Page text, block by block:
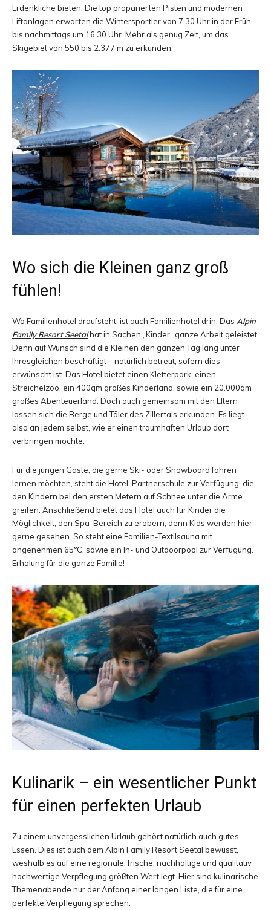
Erdenkliche bieten. Die top präparierten Pisten und modernen
Liftanlagen erwarten die Wintersportler von 7.30 Uhr in der Früh
bis nachmittags um 16.30 Uhr. Mehr als genug Zeit, um das
Skigebiet von 550 bis 2.377 m zu erkunden.
Wo sich die Kleinen ganz groß
fühlen!
Wo Familienhotel draufsteht, ist auch Familienhotel drin. Das Alpin
Family Resort Seetalhat in Sachen „Kinder“ ganze Arbeit geleistet.
Denn auf Wunsch sind die Kleinen den ganzen Tag lang unter
Ihresgleichen beschäftigt – natürlich betreut, sofern dies
erwünscht ist. Das Hotel bietet einen Kletterpark, einen
Streichelzoo, ein 400qm großes Kinderland, sowie ein 20.000qm
großes Abenteuerland. Doch auch gemeinsam mit den Eltern
lassen sich die Berge und Täler des Zillertals erkunden. Es liegt
also an jedem selbst, wie er einen traumhaften Urlaub dort
verbringen möchte.
Für die jungen Gäste, die gerne Ski- oder Snowboard fahren
lernen möchten, steht die Hotel-Partnerschule zur Verfügung, die
den Kindern bei den ersten Metern auf Schnee unter die Arme
greifen. Anschließend bietet das Hotel auch für Kinder die
Möglichkeit, den Spa-Bereich zu erobern, denn Kids werden hier
gerne gesehen. So steht eine Familien-Textilsauna mit
angenehmen 65°C, sowie ein In- und Outdoorpool zur Verfügung.
Erholung für die ganze Familie!
Kulinarik – ein wesentlicher Punkt
für einen perfekten Urlaub
Zu einem unvergesslichen Urlaub gehört natürlich auch gutes
Essen. Dies ist auch dem Alpin Family Resort Seetal bewusst,
weshalb es auf eine regionale, frische, nachhaltige und qualitativ
hochwertige Verpflegung größten Wert legt. Hier sind kulinarische
Themenabende nur der Anfang einer langen Liste, die für eine
perfekte Verpflegung sprechen.